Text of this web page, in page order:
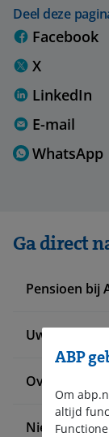
Deel deze
Facebook
X
LinkedIn
E-mail
WhatsApp
Ga direct
Pensioen bij
Uw situatie
Over ABP
Nieuws en
ABP
Om
altijd